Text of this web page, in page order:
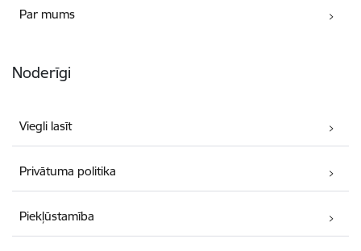
Par mums
Noderīgi
Viegli lasīt
Privātuma politika
Piekļūstamība